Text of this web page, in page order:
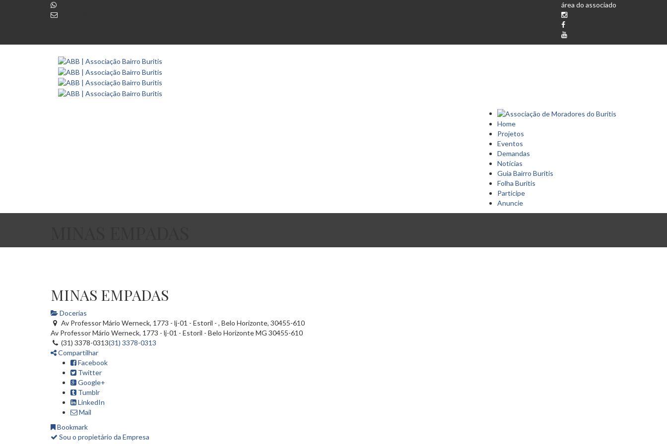
área do associado
Home
Projetos
Eventos
Demandas
Notícias
Guia Bairro Buritis
Folha Buritis
Participe
Anuncie
MINAS EMPADAS
Docerias
Av Professor Mário Werneck, 1773 - lj-01 - Estoril - , Belo Horizonte, 30455-610
Av Professor Mário Werneck, 1773 - lj-01 - Estoril - Belo HorizonteMG 30455-610
(31) 3378-0313(31) 3378-0313
Compartilhar
Facebook
Twitter
Google+
Tumblr
LinkedIn
Mail
Bookmark
Sou o propietário da Empresa